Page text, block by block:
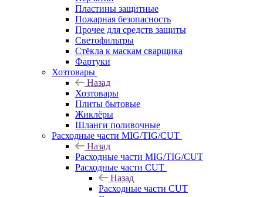
Пластины защитные
Пожарная безопасность
Прочее для средств защиты
Светофильтры
Стёкла к маскам сварщика
Фартуки
Хозтовары
Назад
Хозтовары
Плиты бытовые
Жиклёры
Шланги поливочные
Расходные части MIG/TIG/CUT
Назад
Расходные части MIG/TIG/CUT
Расходные части CUT
Назад
Расходные части CUT